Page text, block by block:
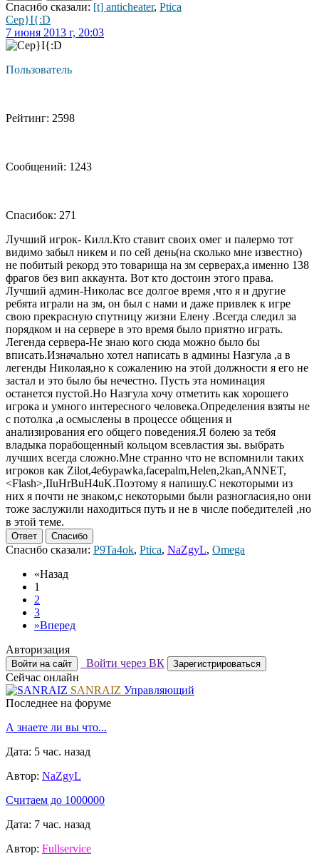
Спасибо сказали: [t] anticheater, Ptica
Cep}I{:D
7 июня 2013 г, 20:03
Пользователь
Рейтинг: 2598
Сообщений: 1243
Спасибок: 271
Лучший игрок- Килл.Кто ставит своих омег и палермо тот
видимо забыл никем и по сей день(на сколько мне известно)
не побитый рекорд это товарища на зм серверах,а именно 138
фрагов без вип аккаунта. Вот кто достоин этого права.
Лучший админ-Николас все долгое время ,что я и другие
ребята играли на зм, он был с нами и даже привлек к игре
свою прекрасную спутницу жизни Елену .Всегда следил за
порядком и на сервере в это время было приятно играть.
Легенда сервера-Не знаю кого сюда можно было бы
вписать.Изначально хотел написать в админы Назгула ,а в
легенды Николая,но к сожалению на этой должности я его не
застал и это было бы нечестно. Пусть эта номинация
останется пустой.Но Назгула хочу отметить как хорошего
игрока и умного интересного человека.Определения взяты не
с потолка ,а осмыслены в процессе общения и
анализирования его общего поведения.Я болею за тебя
владыка порабощенный кольцом всевластия зы. выбрать
лучших всегда сложно.Мне странно что не вспомнили таких
игроков как Zilot,4e6ypawka,facepalm,Helen,2kan,ANNET,
<Flash>,IIuHrBuH4uK.Поэтому я напишу.С некоторыми из
них я почти не знаком,с некоторыми были разногласия,но они
тоже заслужили находиться путь и не в числе победителей ,но
в этой теме.
Ответ Спасибо
Спасибо сказали: P9Ta4ok, Ptica, NaZgyL, Omega
«Назад
1
2
3
»Вперед
Авторизация
Войти на сайт Войти через ВК Зарегистрироваться
Сейчас онлайн
SANRAIZ Управляющий
Последнее на форуме
А знаете ли вы что...
Дата: 5 час. назад
Автор: NaZgyL
Считаем до 1000000
Дата: 7 час. назад
Автор: Fullservice